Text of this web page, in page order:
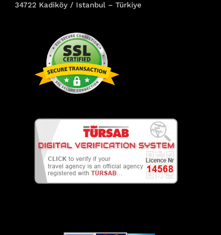
34722 Kadiköy / Istanbul – Türkiye